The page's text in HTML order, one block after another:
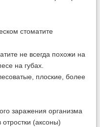
не всегда похожи на
на губах.
плоские, более
заражения организма
(аксоны)